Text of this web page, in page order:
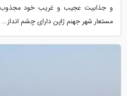
و جذابیت عجیب و غریب خود مجذوب
مستعار شهر جهنم ژاپن دارای چشم انداز...